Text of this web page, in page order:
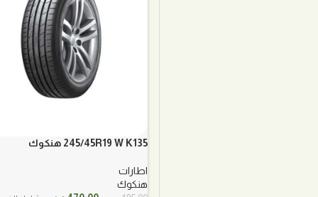
245/45R19 W K135 هنكوك
اطارات
هنكوك